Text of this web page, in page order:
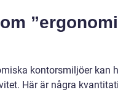
kontorsmiljöer kan
Här är några